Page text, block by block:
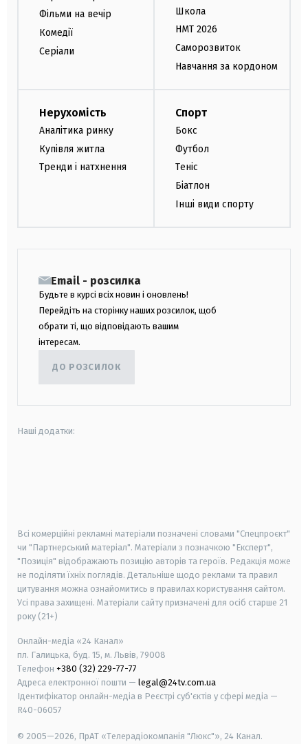
Фільми на вечір
Комедії
Серіали
Школа
НМТ 2026
Саморозвиток
Навчання за кордоном
Нерухомість
Аналітика ринку
Купівля житла
Тренди і натхнення
Спорт
Бокс
Футбол
Теніс
Біатлон
Інші види спорту
Email - розсилка
Будьте в курсі всіх новин і оновлень!
Перейдіть на сторінку наших розсилок, щоб
обрати ті, що відповідають вашим
інтересам.
ДО РОЗСИЛОК
Наші додатки:
Всі комерційні рекламні матеріали позначені словами "Спецпроєкт"
чи "Партнерський матеріал". Матеріали з позначкою "Експерт",
"Позиція" відображають позицію авторів та героїв. Редакція може
не поділяти їхніх поглядів. Детальніше щодо реклами та правил
цитування можна ознайомитись в правилах користування сайтом.
Усі права захищені. Матеріали сайту призначені для осіб старше 21
року (21+)
Онлайн-медіа «24 Канал»
пл. Галицька, буд. 15, м. Львів, 79008
Телефон +380 (32) 229-77-77
Адреса електронної пошти — legal@24tv.com.ua
Ідентифікатор онлайн-медіа в Реєстрі суб'єктів у сфері медіа —
R40-06057
© 2005—2026, ПрАТ «Телерадіокомпанія "Люкс"», 24 Канал.